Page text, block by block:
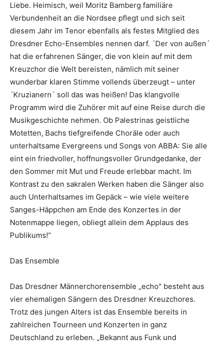
Liebe. Heimisch, weil Moritz Bamberg familiäre
Verbundenheit an die Nordsee pflegt und sich seit
diesem Jahr im Tenor ebenfalls als festes Mitglied des
Dresdner Echo-Ensembles nennen darf. ´Der von außen´
hat die erfahrenen Sänger, die von klein auf mit dem
Kreuzchor die Welt bereisten, nämlich mit seiner
wunderbar klaren Stimme vollends überzeugt – unter
´Kruzianern´ soll das was heißen! Das klangvolle
Programm wird die Zuhörer mit auf eine Reise durch die
Musikgeschichte nehmen. Ob Palestrinas geistliche
Motetten, Bachs tiefgreifende Choräle oder auch
unterhaltsame Evergreens und Songs von ABBA: Sie alle
eint ein friedvoller, hoffnungsvoller Grundgedanke, der
den Sommer mit Mut und Freude erlebbar macht. Im
Kontrast zu den sakralen Werken haben die Sänger also
auch Unterhaltsames im Gepäck – wie viele weitere
Sanges-Häppchen am Ende des Konzertes in der
Notenmappe liegen, obliegt allein dem Applaus des
Publikums!“
Das Ensemble
Das Dresdner Männerchorensemble „echo" besteht aus
vier ehemaligen Sängern des Dresdner Kreuzchores.
Trotz des jungen Alters ist das Ensemble bereits in
zahlreichen Tourneen und Konzerten in ganz
Deutschland zu erleben. „Bekannt aus Funk und